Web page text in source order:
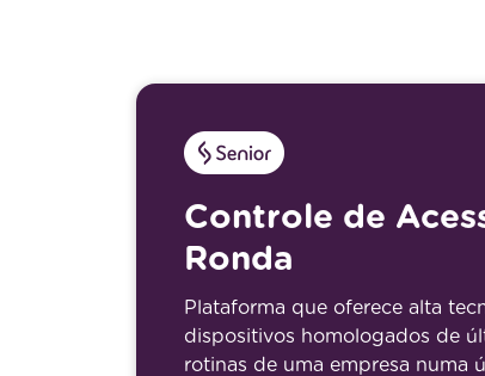
Controle de
Ronda
Plataforma que oferece alta
dispositivos homologados de
rotinas de uma empresa numa